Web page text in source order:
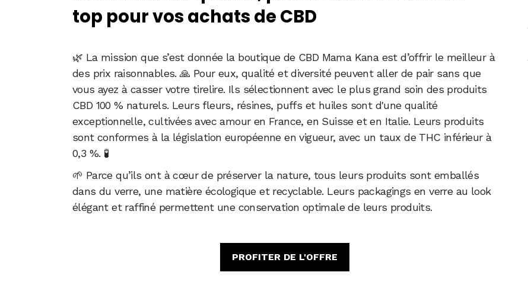
top pour vos achats de CBD
🌿 La mission que s’est donnée la boutique de CBD Mama Kana est d’offrir le meilleur à
des prix raisonnables. 🙏 Pour eux, qualité et diversité peuvent aller de pair sans que
vous ayez à casser votre tirelire. Ils sélectionnent avec le plus grand soin des produits
CBD 100 % naturels. Leurs fleurs, résines, puffs et huiles sont d'une qualité
exceptionnelle, cultivées avec amour en France, en Suisse et en Italie. Leurs produits
sont conformes à la législation européenne en vigueur, avec un taux de THC inférieur à
0,3 %. 🧪
🌱 Parce qu’ils ont à cœur de préserver la nature, tous leurs produits sont emballés
dans du verre, une matière écologique et recyclable. Leurs packagings en verre au look
élégant et raffiné permettent une conservation optimale de leurs produits.
PROFITER DE L'OFFRE